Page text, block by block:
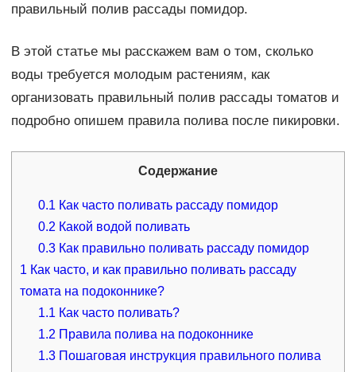
правильный полив рассады помидор.
В этой статье мы расскажем вам о том, сколько
воды требуется молодым растениям, как
организовать правильный полив рассады томатов и
подробно опишем правила полива после пикировки.
Содержание
0.1 Как часто поливать рассаду помидор
0.2 Какой водой поливать
0.3 Как правильно поливать рассаду помидор
1 Как часто, и как правильно поливать рассаду
томата на подоконнике?
1.1 Как часто поливать?
1.2 Правила полива на подоконнике
1.3 Пошаговая инструкция правильного полива